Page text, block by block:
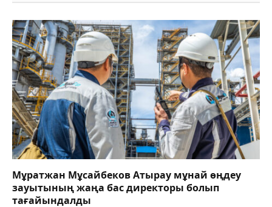
Мұратжан Мұсайбеков Атырау мұнай өңдеу
зауытының жаңа бас директоры болып
тағайындалды